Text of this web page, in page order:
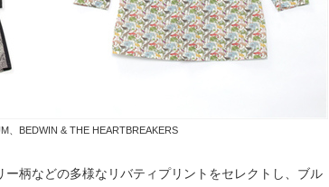
、BEDWIN & THE HEARTBREAKERS
柄などの多様なリバティプリントをセレクトし、ブル